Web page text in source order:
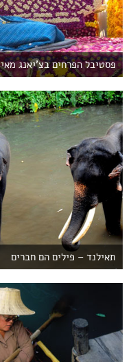
פסטיבל הפרחים בצ'יאנג מאי
תאילנד – פילים הם חברים